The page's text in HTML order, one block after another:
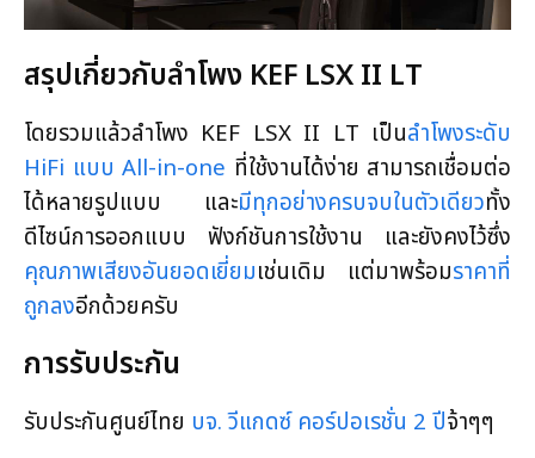
สรุปเกี่ยวกับลำโพง KEF LSX II LT
โดยรวมแล้วลำโพง KEF LSX II LT เป็นลำโพงระดับ
HiFi แบบ All-in-one ที่ใช้งานได้ง่าย สามารถเชื่อมต่อ
ได้หลายรูปแบบ และมีทุกอย่างครบจบในตัวเดียวทั้ง
ดีไซน์การออกแบบ ฟังก์ชันการใช้งาน และยังคงไว้ซึ่ง
คุณภาพเสียงอันยอดเยี่ยมเช่นเดิม แต่มาพร้อมราคาที่
ถูกลงอีกด้วยครับ
การรับประกัน
รับประกันศูนย์ไทย บจ. วีแกดซ์ คอร์ปอเรชั่น 2 ปีจ้าๆๆ